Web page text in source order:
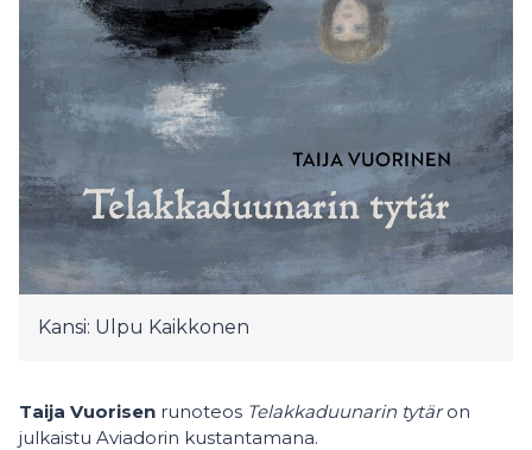
Kansi: Ulpu Kaikkonen
Taija Vuorisen runoteos Telakkaduunarin tytäron
julkaistu Aviadorin kustantamana.